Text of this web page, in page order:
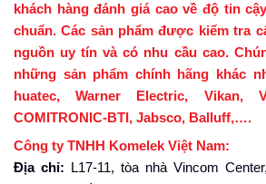
khách hàng đánh giá cao về độ tin
chuẩn. Các sản phẩm được kiểm tra
nguồn uy tín và có nhu cầu cao.
những sản phẩm chính hãng khác
huatec, Warner Electric, Vikan,
COMITRONIC-BTI, Jabsco, Balluff,….
Công ty TNHH Komelek Việt Nam:
Địa chỉ: L17-11, tòa nhà Vincom